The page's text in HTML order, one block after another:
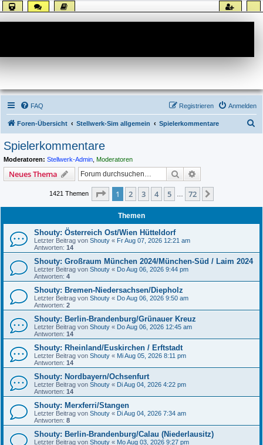
FAQ Anmelden
Registrieren
Foren-Übersicht Stellwerk-Sim allgemein Spielerkommentare
Spielerkommentare
Moderatoren: Stellwerk-Admin Moderatoren
Neues Thema Suche
1421 Themen Seite 1von 72
1 2 3 4 5 72
Themen
Shouty: Österreich Ost/Wien Hütteldorf
Letzter Beitrag von Shouty « Fr Aug 07, 2026 12:21 am
Antworten: 14
Shouty: Großraum München 2024/München-Süd / Laim 2024
Letzter Beitrag von Shouty « Do Aug 06, 2026 9:44 pm
Antworten: 4
Shouty: Bremen-Niedersachsen/Diepholz
Letzter Beitrag von Shouty « Do Aug 06, 2026 9:50 am
Antworten: 2
Shouty: Berlin-Brandenburg/Grünauer Kreuz
Letzter Beitrag von Shouty « Do Aug 06, 2026 12:45 am
Antworten: 14
Shouty: Rheinland/Euskirchen / Erftstadt
Letzter Beitrag von Shouty « Mi Aug 05, 2026 8:11 pm
Antworten: 14
Shouty: Nordbayern/Ochsenfurt
Letzter Beitrag von Shouty « Di Aug 04, 2026 4:22 pm
Antworten: 14
Shouty: Merxferri/Stangen
Letzter Beitrag von Shouty « Di Aug 04, 2026 7:34 am
Antworten: 8
Shouty: Berlin-Brandenburg/Calau (Niederlausitz)
Letzter Beitrag von Shouty « Mo Aug 03, 2026 9:27 pm